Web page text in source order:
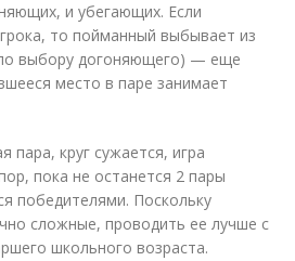
и убегающих. Если
то пойманный выбывает из
выбору догоняющего) — еще
место в паре занимает
пара, круг сужается, игра
пока не останется 2 пары
победителями. Поскольку
сложные, проводить ее лучше с
школьного возраста.